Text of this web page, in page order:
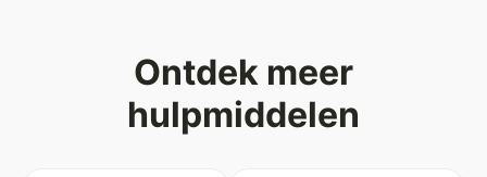
Ontdek meer
hulpmiddelen